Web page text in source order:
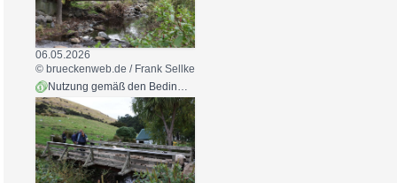
06.05.2026
© brueckenweb.de / Frank Sellke